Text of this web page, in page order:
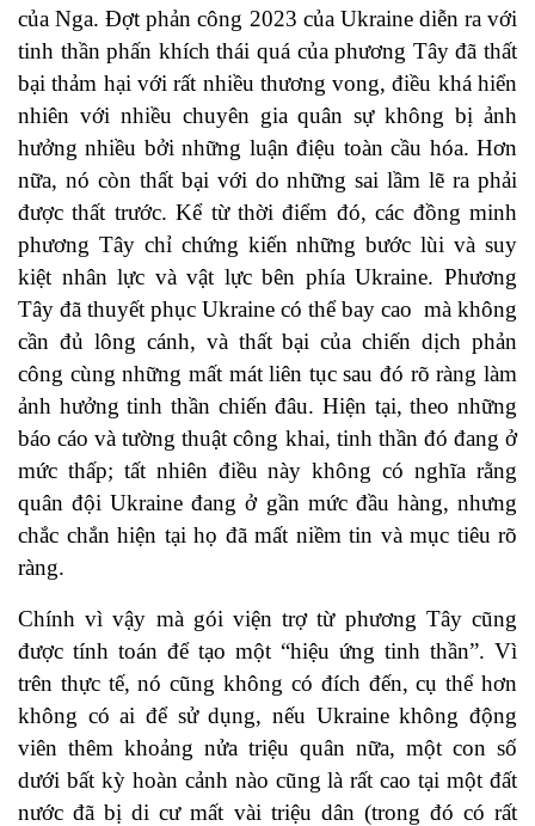
của Nga. Đợt phản công 2023 của Ukraine diễn ra với
tinh thần phấn khích thái quá của phương Tây đã thất
bại thảm hại với rất nhiều thương vong, điều khá hiển
nhiên với nhiều chuyên gia quân sự không bị ảnh
hưởng nhiều bởi những luận điệu toàn cầu hóa. Hơn
nữa, nó còn thất bại với do những sai lầm lẽ ra phải
được thất trước. Kể từ thời điểm đó, các đồng minh
phương Tây chỉ chứng kiến những bước lùi và suy
kiệt nhân lực và vật lực bên phía Ukraine. Phương
Tây đã thuyết phục Ukraine có thể bay cao mà không
cần đủ lông cánh, và thất bại của chiến dịch phản
công cùng những mất mát liên tục sau đó rõ ràng làm
ảnh hưởng tinh thần chiến đâu. Hiện tại, theo những
báo cáo và tường thuật công khai, tinh thần đó đang ở
mức thấp; tất nhiên điều này không có nghĩa rằng
quân đội Ukraine đang ở gần mức đầu hàng, nhưng
chắc chắn hiện tại họ đã mất niềm tin và mục tiêu rõ
ràng.
Chính vì vậy mà gói viện trợ từ phương Tây cũng
được tính toán để tạo một “hiệu ứng tinh thần”. Vì
trên thực tế, nó cũng không có đích đến, cụ thể hơn
không có ai để sử dụng, nếu Ukraine không động
viên thêm khoảng nửa triệu quân nữa, một con số
dưới bất kỳ hoàn cảnh nào cũng là rất cao tại một đất
nước đã bị di cư mất vài triệu dân (trong đó có rất